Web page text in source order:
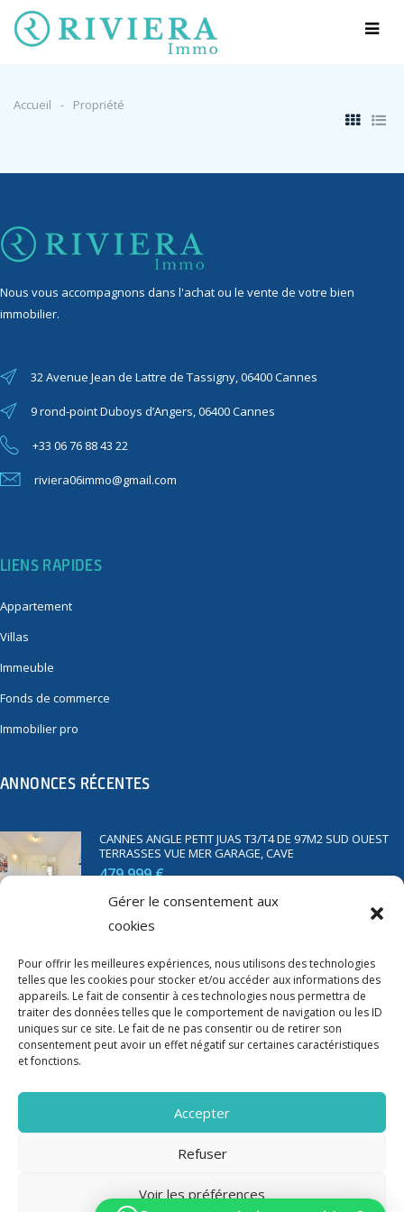
Gérer le consentement aux
cookies
Pour offrir les meilleures expériences, nous utilisons des technologies
telles que les cookies pour stocker et/ou accéder aux informations des
appareils. Le fait de consentir à ces technologies nous permettra de
traiter des données telles que le comportement de navigation ou les ID
uniques sur ce site. Le fait de ne pas consentir ou de retirer son
consentement peut avoir un effet négatif sur certaines caractéristiques
et fonctions.
Accepter
Refuser
Voir les préférences
Accueil Propriété
Nous vous accompagnons dans l'achat ou le vente de votre bien
immobilier.
32 Avenue Jean de Lattre de Tassigny, 06400 Cannes
9 rond-point Duboys d’Angers, 06400 Cannes
+33 06 76 88 43 22
riviera06immo@gmail.com
LIENS RAPIDES
Appartement
Villas
Immeuble
Fonds de commerce
Immobilier pro
ANNONCES RÉCENTES
CANNES ANGLE PETIT JUAS T3/T4 DE 97M2 SUD OUEST
TERRASSES VUE MER GARAGE, CAVE
479 999 €
TERRASSE PARKING
350 000 €
2020-2023 Riviera Immo - Tous Droits réservés -Mentions Légales